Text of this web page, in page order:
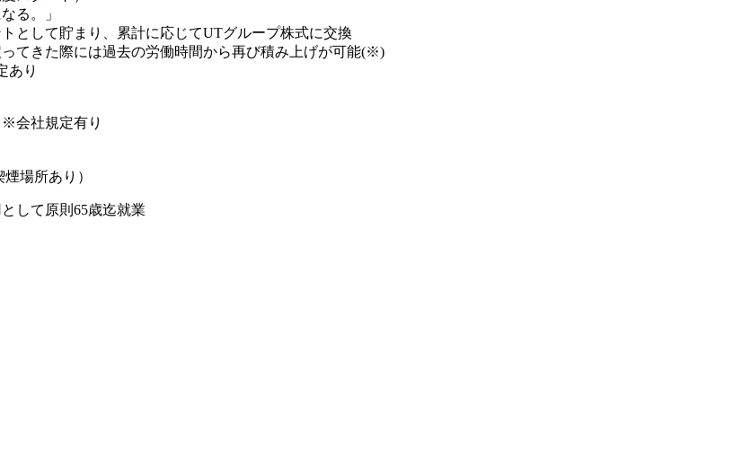
る。」
トとして貯まり、累計に応じてUTグループ株式に交換
ってきた際には過去の労働時間から再び積み上げが可能(※)
あり
※会社規定有り
場所あり）
して原則65歳迄就業